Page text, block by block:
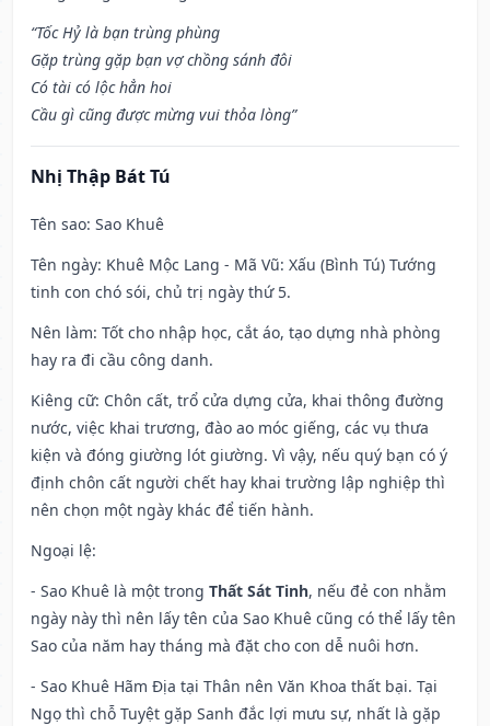
“Tốc Hỷ là bạn trùng phùng
Gặp trùng gặp bạn vợ chồng sánh đôi
Có tài có lộc hẳn hoi
Cầu gì cũng được mừng vui thỏa lòng”
Nhị Thập Bát Tú
Tên sao: Sao Khuê
Tên ngày: Khuê Mộc Lang - Mã Vũ: Xấu (Bình Tú) Tướng
tinh con chó sói, chủ trị ngày thứ 5.
Nên làm: Tốt cho nhập học, cắt áo, tạo dựng nhà phòng
hay ra đi cầu công danh.
Kiêng cữ: Chôn cất, trổ cửa dựng cửa, khai thông đường
nước, việc khai trương, đào ao móc giếng, các vụ thưa
kiện và đóng giường lót giường. Vì vậy, nếu quý bạn có ý
định chôn cất người chết hay khai trường lập nghiệp thì
nên chọn một ngày khác để tiến hành.
Ngoại lệ:
- Sao Khuê là một trong Thất Sát Tinh, nếu đẻ con nhằm
ngày này thì nên lấy tên của Sao Khuê cũng có thể lấy tên
Sao của năm hay tháng mà đặt cho con dễ nuôi hơn.
- Sao Khuê Hãm Địa tại Thân nên Văn Khoa thất bại. Tại
Ngọ thì chỗ Tuyệt gặp Sanh đắc lợi mưu sự, nhất là gặp